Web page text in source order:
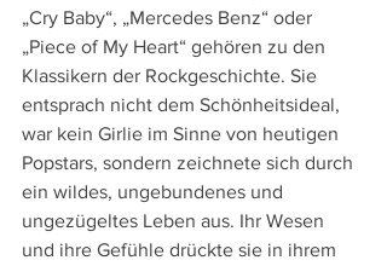
„Cry Baby“, „Mercedes Benz“ oder
„Piece of My Heart“ gehören zu den
Klassikern der Rockgeschichte. Sie
entsprach nicht dem Schönheitsideal,
war kein Girlie im Sinne von heutigen
Popstars, sondern zeichnete sich durch
ein wildes, ungebundenes und
ungezügeltes Leben aus. Ihr Wesen
und ihre Gefühle drückte sie in ihrem